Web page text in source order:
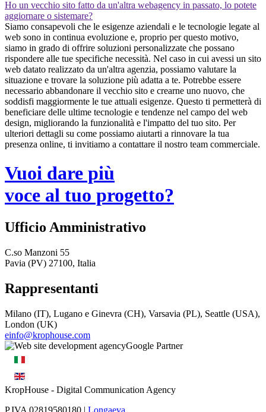
Ho un vecchio sito fatto da un'altra webagency in passato, lo potete
aggiornare o sistemare?
Siamo consapevoli che le esigenze aziendali e le tecnologie legate al
web sono in continua evoluzione e, proprio per questo motivo,
siamo in grado di offrire soluzioni personalizzate che possano
rispondere alle tue specifiche necessità. Nel caso in cui avessi un sito
web datato realizzato da un'altra agenzia, possiamo valutare la
situazione e trovare la soluzione più adatta a te. Potrebbe essere
necessario abbandonare il vecchio sito e crearne uno nuovo, che
soddisfi maggiormente le tue attuali esigenze. Questo ti permetterà di
beneficiare delle ultime tecnologie e tendenze nel campo del web
design, migliorando la funzionalità e l'impatto del tuo sito. Per
ulteriori dettagli su come possiamo aiutarti a rinnovare la tua
presenza online, ti invitiamo a contattare il nostro team commerciale.
Vuoi dare più
voce al tuo progetto?
Ufficio Amministrativo
C.so Manzoni 55
Pavia (PV) 27100, Italia
Rappresentanti
Milano (IT), Lugano e Ginevra (CH), Varsavia (PL), Seattle (USA),
London (UK)
einfo@krophouse.com
KropHouse - Digital Communication Agency
P.IVA 02819580180 | Longaeva